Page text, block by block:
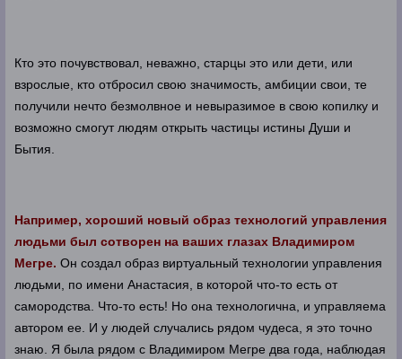
Кто это почувствовал, неважно, старцы это или дети, или
взрослые, кто отбросил свою значимость, амбиции свои, те
получили нечто безмолвное и невыразимое в свою копилку и
возможно смогут людям открыть частицы истины Души и
Бытия.
Например, хороший новый образ технологий управления
людьми был сотворен на ваших глазах Владимиром
Мегре. Он создал образ виртуальный технологии управления
людьми, по имени Анастасия, в которой что-то есть от
самородства. Что-то есть! Но она технологична, и управляема
автором ее. И у людей случались рядом чудеса, я это точно
знаю. Я была рядом с Владимиром Мегре два года, наблюдая